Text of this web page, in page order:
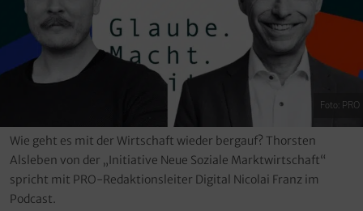
Foto: PRO
Wie geht es mit der Wirtschaft wieder bergauf? Thorsten
Alsleben von der „Initiative Neue Soziale Marktwirtschaft“
spricht mit PRO-Redaktionsleiter Digital Nicolai Franz im
Podcast.